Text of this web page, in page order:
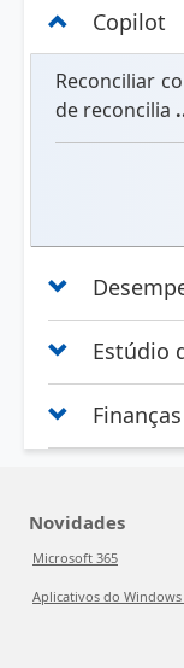
Copilot
Reconciliar
de reconcilia
Estúdio
Novidades
Microsoft 365
Aplicativos do Windows